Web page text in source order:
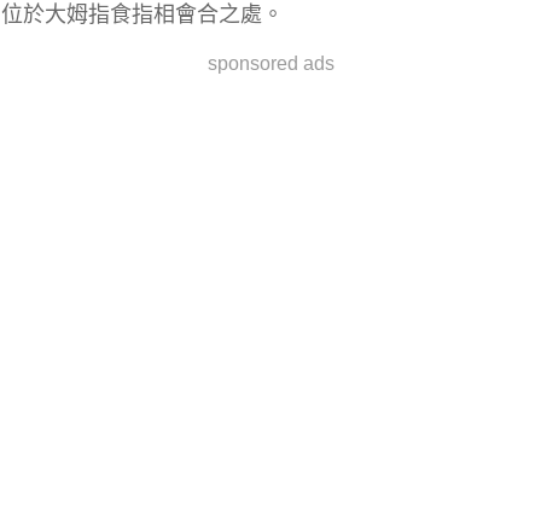
位於大姆指食指相會合之處。
sponsored ads